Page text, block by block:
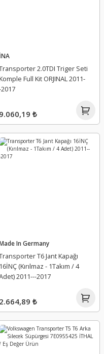
İNA
2.0TDI Triger Seti
Full Kit ORJINAL 2011-
9.060,19 ₺
In Germany
T6 Jant Kapağı
16İNÇ (Kırılmaz - 1Takım / 4
2011---2017
2.664,89 ₺